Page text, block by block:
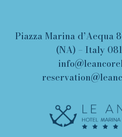
Piazza Marina d’Aequa
(NA) – Italy